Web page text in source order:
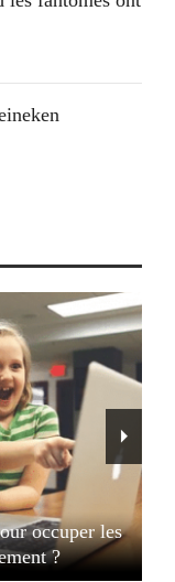
occuper les
?